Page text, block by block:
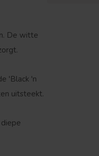
De witte
'Black 'n
uitsteekt.